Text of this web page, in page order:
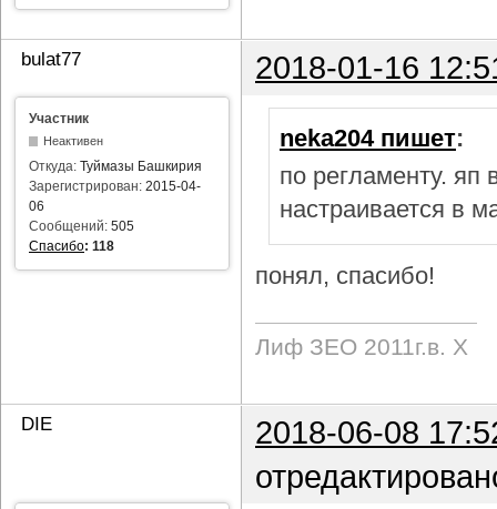
bulat77 2018-01-16
Участник
Неактивен
Откуда: Туймазы Башкирия
Зарегистрирован: 2015-04-
06
Сообщений: 505
Спасибо: 118
neka204 пишет:
по регламенту.
настраивается в
понял, спасибо!
Лиф ЗЕО 2011г.в. Х
DIE
2018-06-08